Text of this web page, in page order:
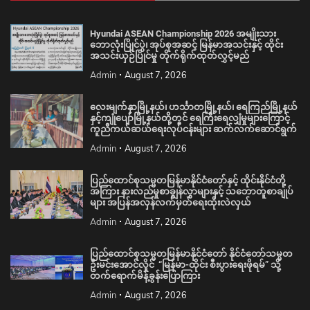
Hyundai ASEAN Championship 2026 အမျိုးသား
ဘောလုံးပြိုင်ပွဲ၊ အုပ်စုအဆင့် မြန်မာအသင်းနှင့် ထိုင်း
အသင်းယှဉ်ပြိုင်မှု တိုက်ရိုက်ထုတ်လွှင့်မည်
Admin August 7, 2026
လေးမျက်နှာမြို့နယ်၊ ဟင်္သာတမြို့နယ်၊ ရေကြည်မြို့နယ်
နှင့်ကျုံပျော်မြို့နယ်တို့တွင် ရေကြီးရေလျှံမှုများကြောင့်
ကူညီကယ်ဆယ်ရေးလုပ်ငန်းများ ဆက်လက်ဆောင်ရွက်
Admin August 7, 2026
ပြည်ထောင်စုသမ္မတမြန်မာနိုင်ငံတော်နှင့် ထိုင်းနိုင်ငံတို့
အကြား နားလည်မှုစာချွန်လွှာများနှင့် သဘောတူစာချုပ်
များ အပြန်အလှန်လက်မှတ်ရေးထိုးလဲလှယ်
Admin August 7, 2026
ပြည်ထောင်စုသမ္မတမြန်မာနိုင်ငံတော် နိုင်ငံတော်သမ္မတ
ဦးမင်းအောင်လှိုင် “မြန်မာ-ထိုင်း စီးပွားရေးဖိုရမ်” သို့
တက်ရောက်မိန့်ခွန်းပြောကြား
Admin August 7, 2026